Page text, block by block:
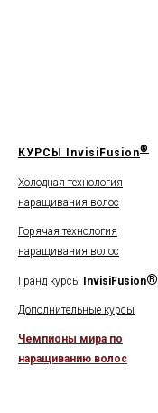
КУРСЫ InvisiFusion®
Холодная технология
наращивания волос
Горячая технология
наращивания волос
Гранд курсы InvisiFusion®
Дополнительные курсы
Чемпионы мира по
наращиванию волос